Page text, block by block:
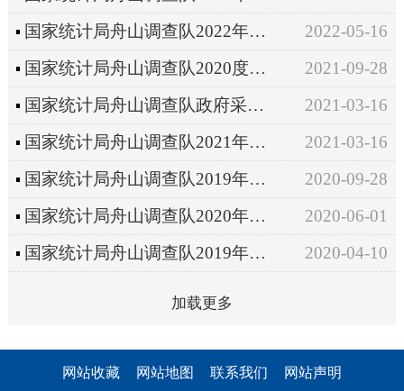
国家统计局舟山调查队2022年部门预算
2022-05-16
国家统计局舟山调查队2020度部门决算
2021-09-28
国家统计局舟山调查队政府采购备选库、名录库、资格库核查结果公示
2021-03-16
国家统计局舟山调查队2021年市本级部门预算公开
2021-03-16
国家统计局舟山调查队2019年度部门决算
2020-09-28
国家统计局舟山调查队2020年部门预算
2020-06-01
国家统计局舟山调查队2019年度政府信息公开工作情况
2020-04-10
加载更多
网站收藏 网站地图 联系我们 网站声明